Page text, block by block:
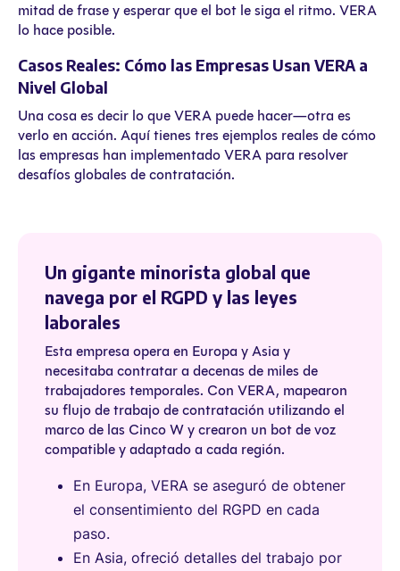
mitad de frase y esperar que el bot le siga el ritmo. VERA
lo hace posible.
Casos Reales: Cómo las Empresas Usan VERA a
Nivel Global
Una cosa es decir lo que VERA puede hacer—otra es
verlo en acción. Aquí tienes tres ejemplos reales de cómo
las empresas han implementado VERA para resolver
desafíos globales de contratación.
Un gigante minorista global que
navega por el RGPD y las leyes
laborales
Esta empresa opera en Europa y Asia y
necesitaba contratar a decenas de miles de
trabajadores temporales. Con VERA, mapearon
su flujo de trabajo de contratación utilizando el
marco de las Cinco W y crearon un bot de voz
compatible y adaptado a cada región.
En Europa, VERA se aseguró de obtener
el consentimiento del RGPD en cada
paso.
En Asia, ofreció detalles del trabajo por